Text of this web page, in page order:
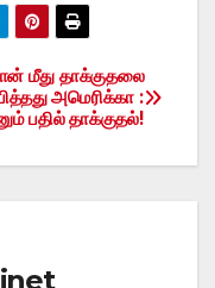
மீது தாக்குதலை
அமெரிக்கா :
பதில் தாக்குதல்!